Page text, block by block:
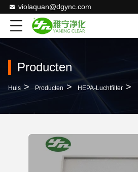
violaquan@dgync.com
Producten
Huis > Producten > HEPA-Luchtfilter >